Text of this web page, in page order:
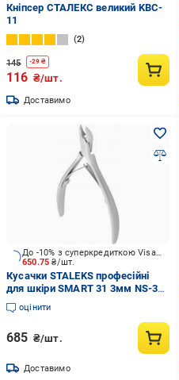
Кніпсер СТАЛЕКС великий KBC-
11
2
145 -29 ₴
116 ₴/шт.
Доставимо
650.75₴/шт.
До -10% з суперкредиткою Visa Вигода
Кусачки STALEKS професійні
для шкіри SMART 31 3мм NS-31-
3
оцінити
685 ₴/шт.
Доставимо